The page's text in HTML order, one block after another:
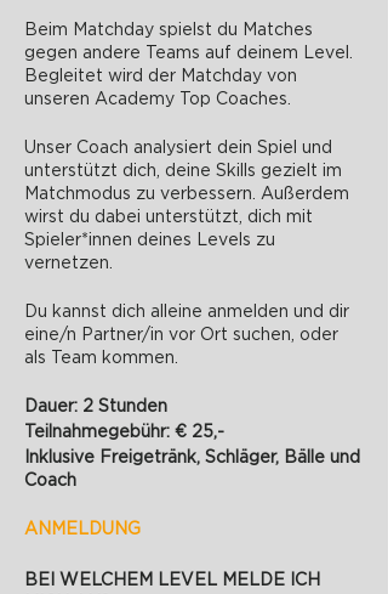
Beim Matchday spielst du Matches
gegen andere Teams auf deinem Level.
Begleitet wird der Matchday von
unseren Academy Top Coaches.
Unser Coach analysiert dein Spiel und
unterstützt dich, deine Skills gezielt im
Matchmodus zu verbessern. Außerdem
wirst du dabei unterstützt, dich mit
Spieler*innen deines Levels zu
vernetzen.
Du kannst dich alleine anmelden und dir
eine/n Partner/in vor Ort suchen, oder
als Team kommen.
Dauer: 2 Stunden
Teilnahmegebühr: € 25,-
Inklusive Freigetränk, Schläger, Bälle und
Coach
ANMELDUNG
BEI WELCHEM LEVEL MELDE ICH